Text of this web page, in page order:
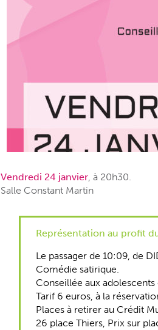
Vendredi 24 janvier, à 20h30.
Salle Constant Martin
Représentation au profit
Le passager de 10:09, de
Comédie satirique.
Conseillée aux adolescents
Tarif 6 euros, à la
Places à retirer au Crédit
26 place Thiers, Prix sur